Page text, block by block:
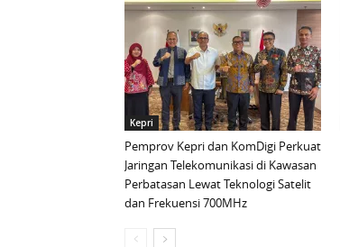
Kepri
Pemprov Kepri dan KomDigi Perkuat
Jaringan Telekomunikasi di Kawasan
Perbatasan Lewat Teknologi Satelit
dan Frekuensi 700MHz